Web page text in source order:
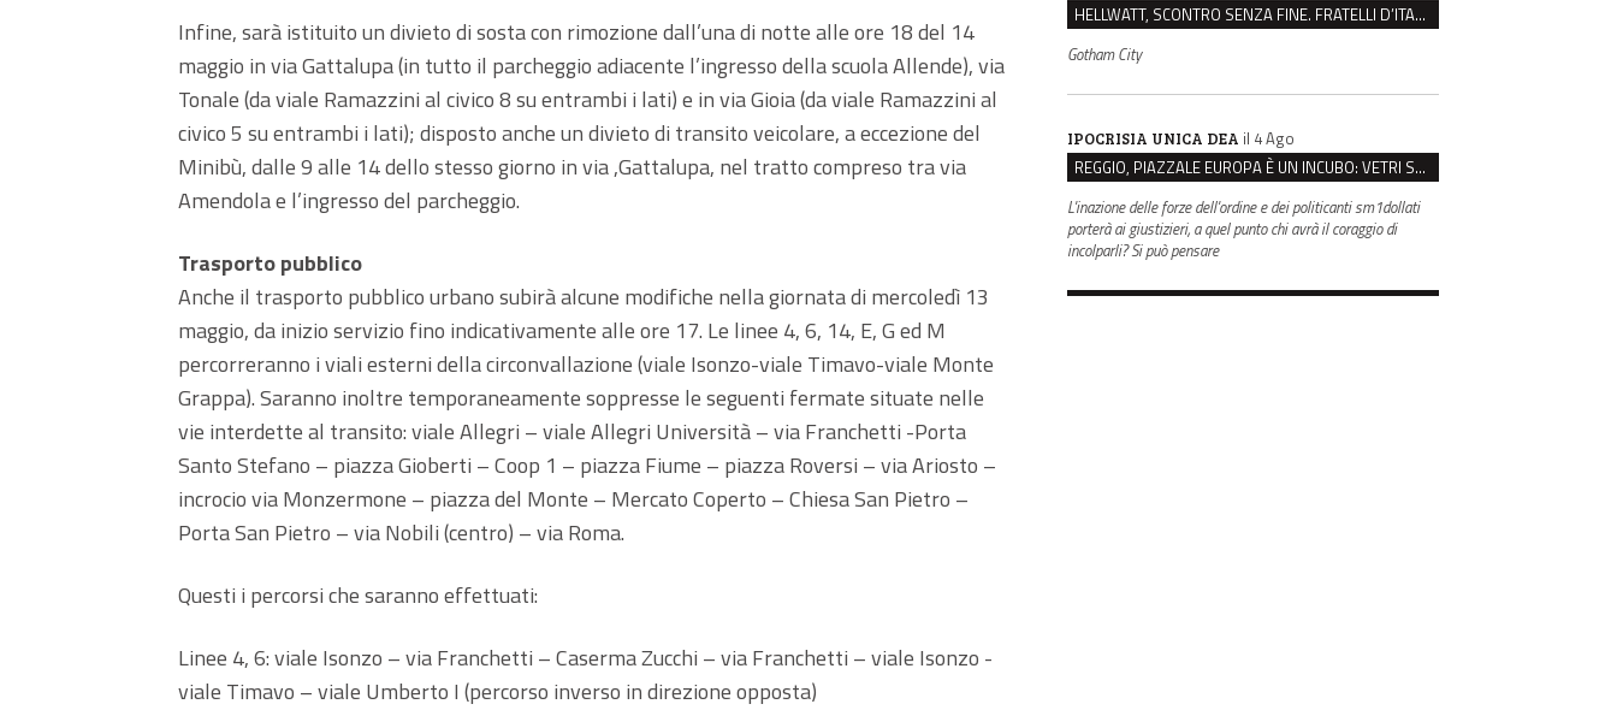
Infine, sarà istituito un divieto di sosta con rimozione dall’una di notte alle ore 18 del 14
maggio in via Gattalupa (in tutto il parcheggio adiacente l’ingresso della scuola Allende), via
Tonale (da viale Ramazzini al civico 8 su entrambi i lati) e in via Gioia (da viale Ramazzini al
civico 5 su entrambi i lati); disposto anche un divieto di transito veicolare, a eccezione del
Minibù, dalle 9 alle 14 dello stesso giorno in via ,Gattalupa, nel tratto compreso tra via
Amendola e l’ingresso del parcheggio.
Trasporto pubblico
Anche il trasporto pubblico urbano subirà alcune modifiche nella giornata di mercoledì 13
maggio, da inizio servizio fino indicativamente alle ore 17. Le linee 4, 6, 14, E, G ed M
percorreranno i viali esterni della circonvallazione (viale Isonzo-viale Timavo-viale Monte
Grappa). Saranno inoltre temporaneamente soppresse le seguenti fermate situate nelle
vie interdette al transito: viale Allegri – viale Allegri Università – via Franchetti -Porta
Santo Stefano – piazza Gioberti – Coop 1 – piazza Fiume – piazza Roversi – via Ariosto –
incrocio via Monzermone – piazza del Monte – Mercato Coperto – Chiesa San Pietro –
Porta San Pietro – via Nobili (centro) – via Roma.
Questi i percorsi che saranno effettuati:
Linee 4, 6: viale Isonzo – via Franchetti – Caserma Zucchi – via Franchetti – viale Isonzo -
viale Timavo – viale Umberto I (percorso inverso in direzione opposta)
HELLWATT, SCONTRO SENZA FINE. FRATELLI D’ITALIA: “MILANI PORTA DOCUMENTI, DE FRANCO INSULTI”
Gotham City
IPOCRISIA UNICA DEA il 4 Ago
REGGIO, PIAZZALE EUROPA È UN INCUBO: VETRI SPACCATI E FURTI SULLE AUTO IN SOSTA
L'inazione delle forze dell'ordine e dei politicanti sm1dollati
porterà ai giustizieri, a quel punto chi avrà il coraggio di
incolparli? Si può pensare